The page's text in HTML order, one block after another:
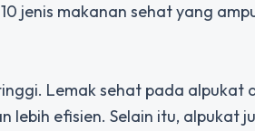
jenis makanan sehat yang
Lemak sehat pada alpukat
lebih efisien. Selain itu, alpukat